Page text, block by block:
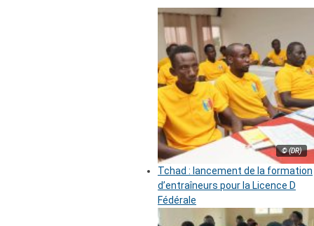
© (DR)
Tchad : lancement de la formation
d’entraîneurs pour la Licence D
Fédérale